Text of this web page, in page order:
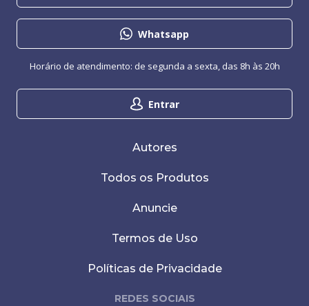
Whatsapp
Entrar
Horário de atendimento: de segunda a sexta, das 8h às 20h
Autores
Todos os Produtos
Anuncie
Termos de Uso
Políticas de Privacidade
REDES SOCIAIS